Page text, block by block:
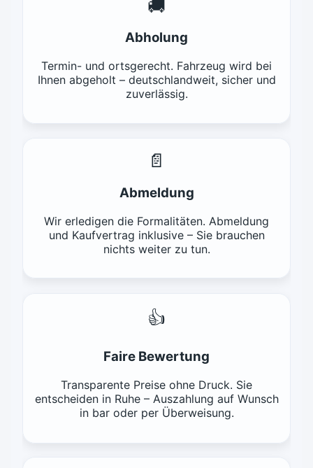
🚚
Abholung
Termin- und ortsgerecht. Fahrzeug wird bei
Ihnen abgeholt – deutschlandweit, sicher und
zuverlässig.
📄
Abmeldung
Wir erledigen die Formalitäten. Abmeldung
und Kaufvertrag inklusive – Sie brauchen
nichts weiter zu tun.
👍
Faire Bewertung
Transparente Preise ohne Druck. Sie
entscheiden in Ruhe – Auszahlung auf Wunsch
in bar oder per Überweisung.